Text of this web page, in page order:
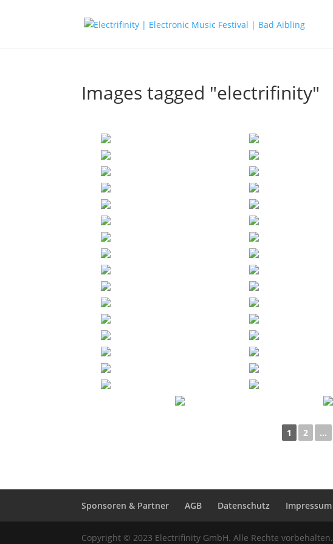
Images tagged "electrifinity"
1 2 ...
Sponsoren & Partner AGB Datenschutz Impressum
Copyright © 2023 Electrifinity GmbH. Alle Rechte vorbehalten.